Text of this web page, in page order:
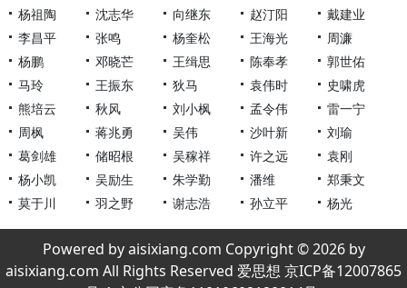
杨祖陶
沈志华 向继东 赵汀阳
戴建业
李昌平
张鸣 杨奎松 王海光
周濂
杨鹏
邓晓芒 王缉思 陈奉孝
郭世佑
马玲
王振东 狄马 袁伟时
史啸虎
熊培云
秋风 刘小枫 孟令伟
雷一宁
周枫
蒋兆勇 吴伟 沙叶新
刘瑜
葛剑雄
储昭根 吴稼祥 许之远
袁刚
杨小凯
吴励生 朱学勤 潘维
郑秉文
莫于川
羽之野 谢志浩 孙立平 杨光
Powered by aisixiang.com Copyright © 2026 by
aisixiang.com All Rights Reserved 爱思想 京ICP备12007865